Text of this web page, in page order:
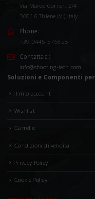
Via Marco Corner, 2/4
36016 Thiene (VI) Italy
Phone:
+39 0445 576528
Contattaci:
info@shooting-tech.com
Soluzioni e Componenti
Il mio account
Wishlist
Carrello
Condizioni di vendita
Privacy Policy
Cookie Policy